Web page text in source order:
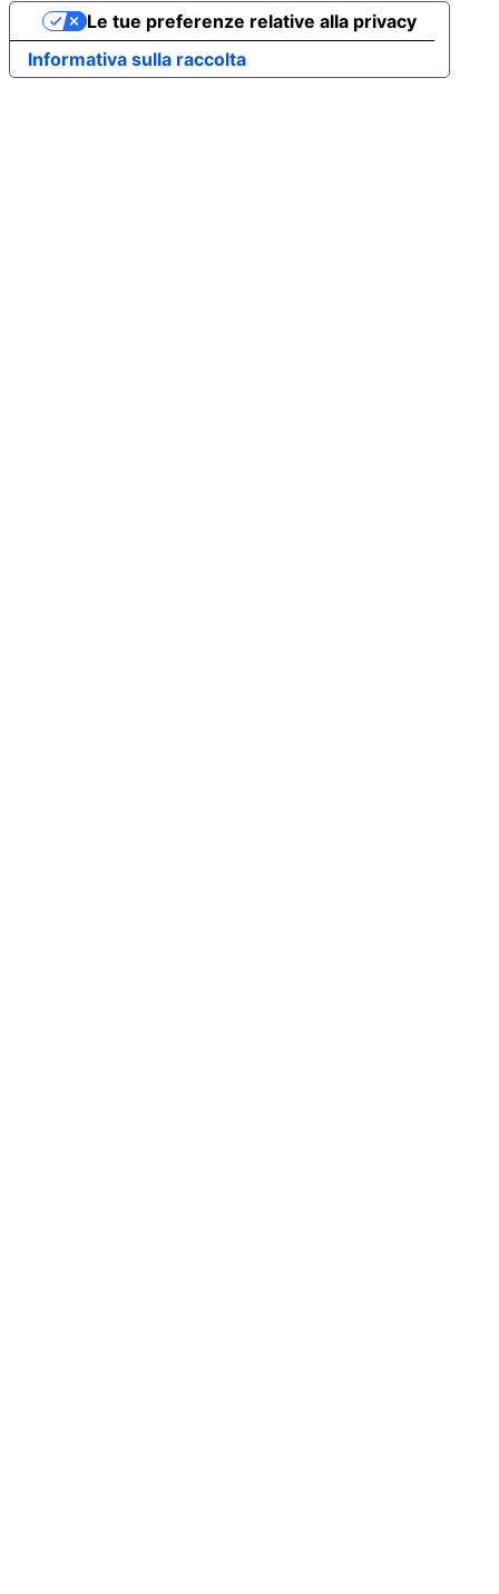
Informativa sulla raccolta
Le tue preferenze relative alla privacy